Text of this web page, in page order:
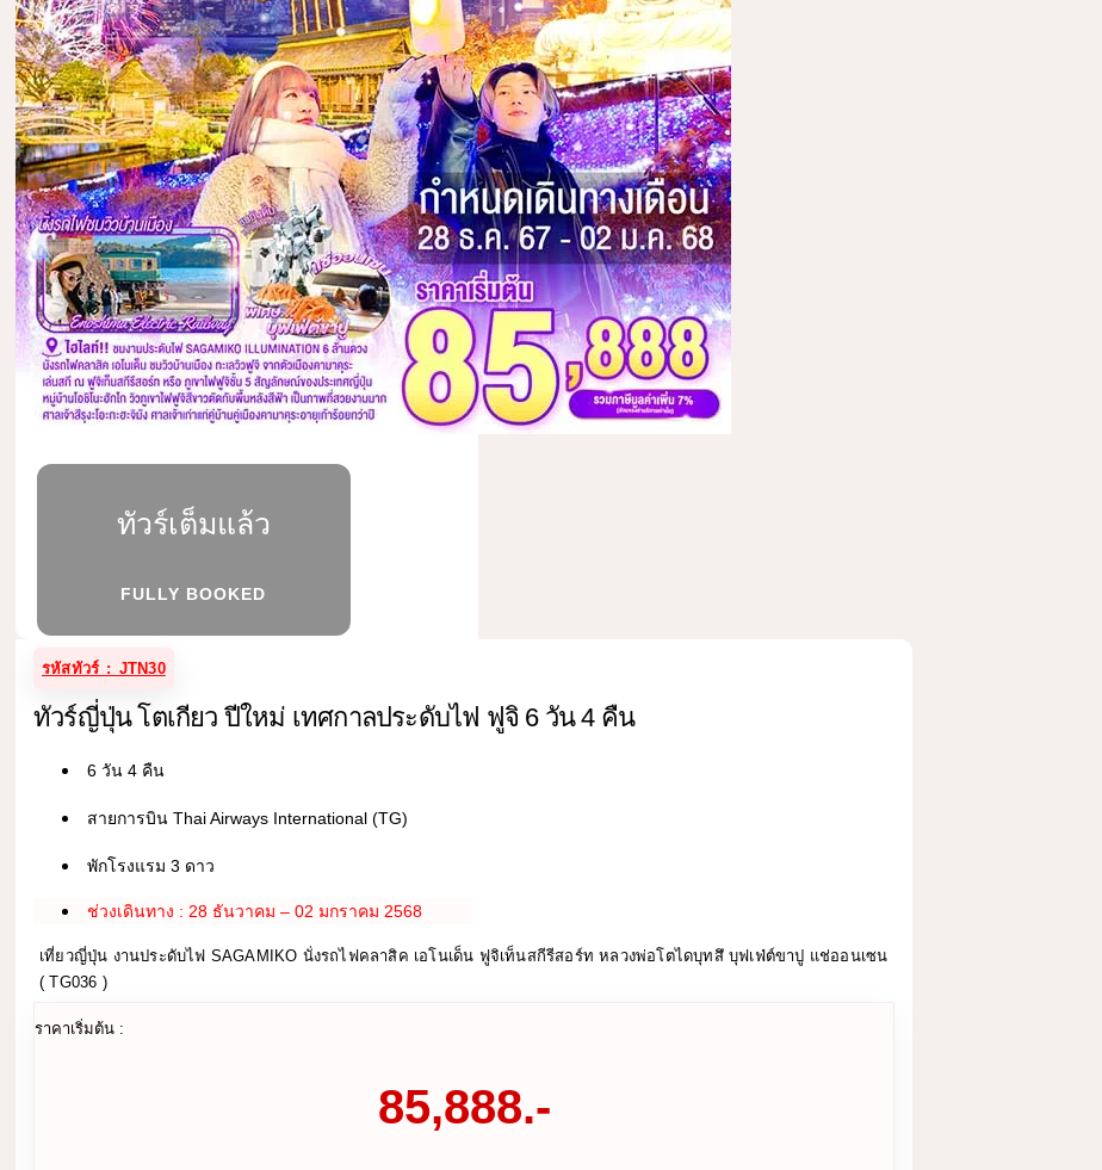
ทัวร์เต็มแล้ว
FULLY BOOKED
รหัสทัวร์ : JTN30
ทัวร์ญี่ปุ่น โตเกียว ปีใหม่ เทศกาลประดับไฟ ฟูจิ 6 วัน 4 คืน
6 วัน 4 คืน
สายการบิน Thai Airways International (TG)
พักโรงแรม 3 ดาว
ช่วงเดินทาง : 28 ธันวาคม – 02 มกราคม 2568
เที่ยวญี่ปุ่น งานประดับไฟ SAGAMIKO นั่งรถไฟคลาสิค เอโนเด็น ฟูจิเท็นสกีรีสอร์ท หลวงพ่อโตไดบุทสึ บุฟเฟ่ต์ขาปู แช่ออนเซน
( TG036 )
ราคาเริ่มต้น :
85,888.-